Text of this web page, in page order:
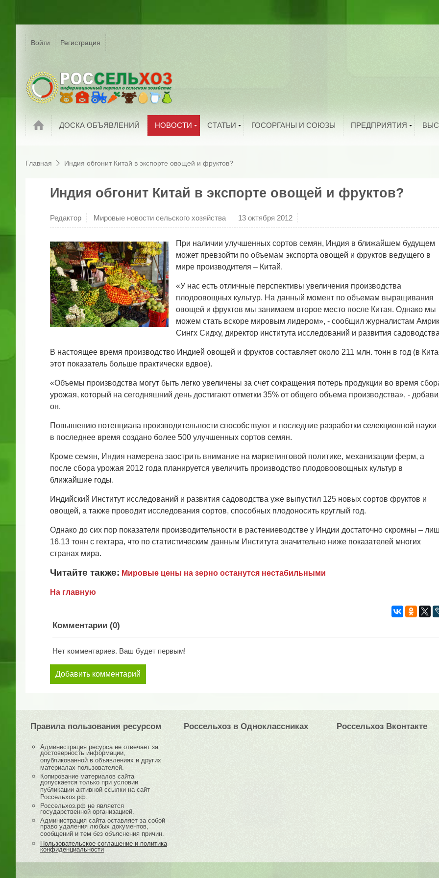
Войти Регистрация
Новости
ДОСКА ОБЪЯВЛЕНИЙ НОВОСТИ
Мировые новости
Новости компаний
Обзоры рынковСТАТЬИ
Грибоводство
Продукты питанияГОСОРГАНЫ И СОЮЗЫ ПРЕДПРИЯТИЯ
Добавить организацию
Главная Индия обгонит Китай в экспорте овощей и фруктов?
Индия обгонит Китай в экспорте овощей и фруктов?
Редактор Мировые новости сельского хозяйства 13 октября 2012
При наличии улучшенных сортов семян, Индия в ближайшем будущем
может превзойти по объемам экспорта овощей и фруктов ведущего в
мире производителя – Китай.
«У нас есть отличные перспективы увеличения производства
плодоовощных культур. На данный момент по объемам выращивания
овощей и фруктов мы занимаем второе место после Китая. Однако мы
можем стать вскоре мировым лидером», - сообщил журналистам Амрик
Сингх Сидху, директор института исследований и развития
В настоящее время производство Индией овощей и фруктов составляет около 211 млн. тонн в год (в
этот показатель больше практически вдвое).
«Объемы производства могут быть легко увеличены за счет сокращения потерь продукции во время
урожая, который на сегодняшний день достигают отметки 35% от общего объема производства», -
он.
Повышению потенциала производительности способствуют и последние разработки селекционной науки
в последнее время создано более 500 улучшенных сортов семян.
Кроме семян, Индия намерена заострить внимание на маркетинговой политике, механизации ферм, а
после сбора урожая 2012 года планируется увеличить производство плодовоовощных культур в
ближайшие годы.
Индийский Институт исследований и развития садоводства уже выпустил 125 новых сортов фруктов и
овощей, а также проводит исследования сортов, способных плодоносить круглый год.
Однако до сих пор показатели производительности в растениеводстве у Индии достаточно скромны –
16,13 тонн с гектара, что по статистическим данным Института значительно ниже показателей многих
странах мира.
Читайте также: Мировые цены на зерно останутся нестабильными
На главную
Комментарии (0)
Нет комментариев. Ваш будет первым!
Добавить комментарий
Правила пользования ресурсом
Администрация ресурса не отвечает за
достоверность информации,
опубликованной в объявлениях и других
материалах пользователей.
Копирование материалов сайта
допускается только при условии
публикации активной ссылки на сайт
Россельхоз.рф.
Россельхоз.рф не является
государственной организацией.
Администрация сайта оставляет за собой
право удаления любых документов,
сообщений и тем без объяснения причин.
Пользовательское соглашение и политика
конфиденциальности
Россельхоз в Одноклассниках Россельхоз Вконтакте